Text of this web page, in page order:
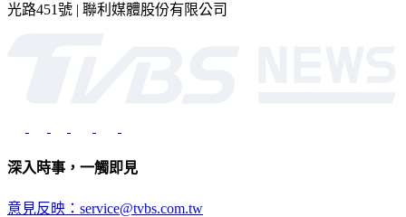
光路451號 | 聯利媒體股份有限公司
深入時事，一觸即見
意見反映：service@tvbs.com.tw